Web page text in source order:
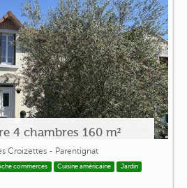
4 chambres 160 m²
Croizettes - Parentignat
commerces Cuisine américaine
Jardin